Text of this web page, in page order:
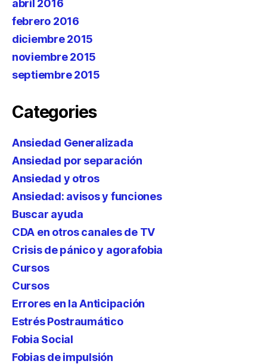
abril 2016
febrero 2016
diciembre 2015
noviembre 2015
septiembre 2015
Categories
Ansiedad Generalizada
Ansiedad por separación
Ansiedad y otros
Ansiedad: avisos y funciones
Buscar ayuda
CDA en otros canales de TV
Crisis de pánico y agorafobia
Cursos
Cursos
Errores en la Anticipación
Estrés Postraumático
Fobia Social
Fobias de impulsión